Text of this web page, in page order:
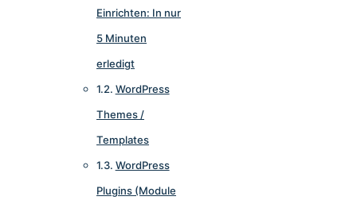
Einrichten: In nur
5 Minuten
erledigt
WordPress
Themes /
Templates
WordPress
Plugins (Module